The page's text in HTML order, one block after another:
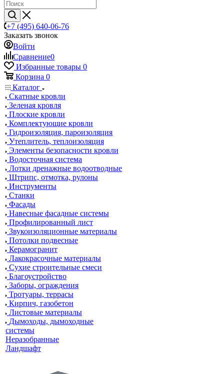
+7 (495) 640-06-76
Заказать звонок
Войти
Сравнение0
Избранные товары 0
Корзина 0
Каталог
Скатные кровли
Зеленая кровля
Плоские кровли
Комплектующие кровли
Гидроизоляция, пароизоляция
Утеплитель, теплоизоляция
Элементы безопасности кровли
Водосточная система
Лотки дренажные водоотводные
Штрипс, отмотка, рулоны
Инструменты
Станки
Фасады
Навесные фасадные системы
Профилированный лист
Звукоизоляционные материалы
Потолки подвесные
Керамогранит
Лакокрасочные материалы
Сухие строительные смеси
Благоустройство
Заборы, ограждения
Тротуары, террасы
Кирпич, газобетон
Листовые материалы
Дымоходы, дымоходные
системы
Неразобранные
Ландшафт